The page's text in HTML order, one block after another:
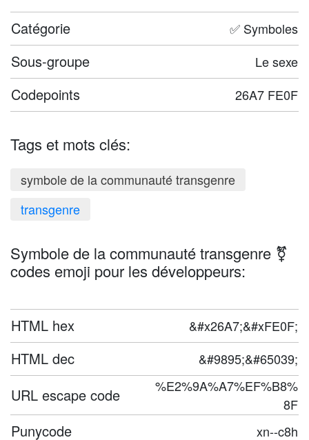
Catégorie ✅ Symboles
Sous-groupe Le sexe
Codepoints 26A7 FE0F
Tags et mots clés:
symbole de la communauté transgenre
transgenre
Symbole de la communauté transgenre ⚧️
codes emoji pour les développeurs:
HTML hex &#x26A7;&#xFE0F;
HTML dec &#9895;&#65039;
URL escape code
%E2%9A%A7%EF%B8%
8F
Punycode xn--c8h